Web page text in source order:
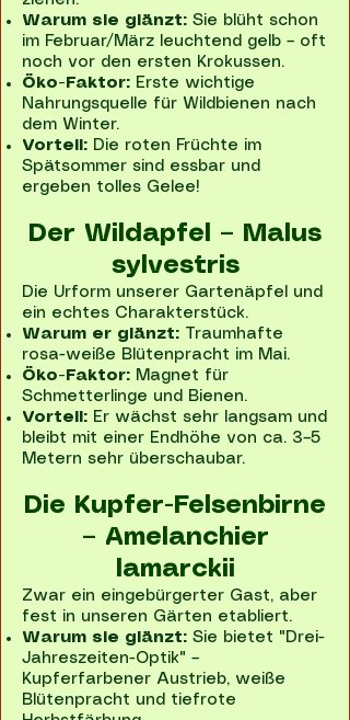
Warum sie glänzt: Sie blüht schon
im Februar/März leuchtend gelb – oft
noch vor den ersten Krokussen.
Öko-Faktor: Erste wichtige
Nahrungsquelle für Wildbienen nach
dem Winter.
Vorteil: Die roten Früchte im
Spätsommer sind essbar und
ergeben tolles Gelee!
Der Wildapfel – Malus
sylvestris
Die Urform unserer Gartenäpfel und
ein echtes Charakterstück.
Warum er glänzt: Traumhafte
rosa-weiße Blütenpracht im Mai.
Öko-Faktor: Magnet für
Schmetterlinge und Bienen.
Vorteil: Er wächst sehr langsam und
bleibt mit einer Endhöhe von ca. 3–5
Metern sehr überschaubar.
Die Kupfer-Felsenbirne
– Amelanchier
lamarckii
Zwar ein eingebürgerter Gast, aber
fest in unseren Gärten etabliert.
Warum sie glänzt: Sie bietet "Drei-
Jahreszeiten-Optik" –
Kupferfarbener Austrieb, weiße
Blütenpracht und tiefrote